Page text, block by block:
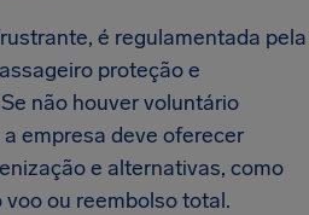
é regulamentada pela
proteção e
não houver voluntário
empresa deve oferecer
e alternativas, como
ou reembolso total.